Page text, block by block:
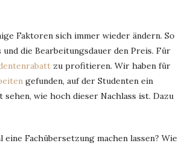
Faktoren sich immer wieder ändern. So
die Bearbeitungsdauer den Preis. Für
zu profitieren. Wir haben für
gefunden, auf der Studenten ein
wie hoch dieser Nachlass ist. Dazu
eine Fachübersetzung machen lassen? Wie